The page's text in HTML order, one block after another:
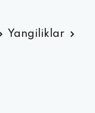
Yangiliklar